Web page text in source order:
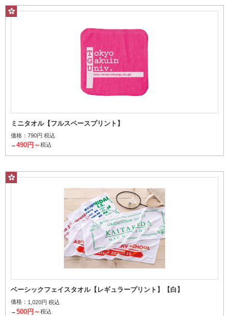
名入れあり
1個当たり
その他条件で探す
桜柄パッケージ
検索する
ミニタオル【フルスペースプリント】
価格： 790円 税込
→490円～税込
ベーシックフェイスタオル【レギュラープリント】【白】
価格： 1,020円 税込
→500円～税込